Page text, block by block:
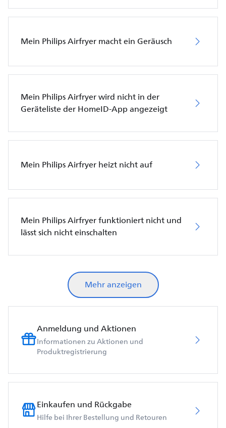
Mein Philips Airfryer macht ein Geräusch
Mein Philips Airfryer wird nicht in der
Geräteliste der HomeID-App angezeigt
Mein Philips Airfryer heizt nicht auf
Mein Philips Airfryer funktioniert nicht und
lässt sich nicht einschalten
Mehr anzeigen
Anmeldung und Aktionen
Informationen zu Aktionen und
Produktregistrierung
Einkaufen und Rückgabe
Hilfe bei Ihrer Bestellung und Retouren